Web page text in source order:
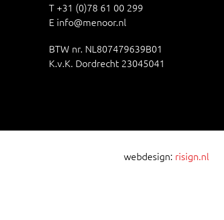
T+31 (0)78 61 00 299
E info@menoor.nl
BTW nr. NL807479639B01
K.v.K. Dordrecht 23045041
webdesign: risign.nl